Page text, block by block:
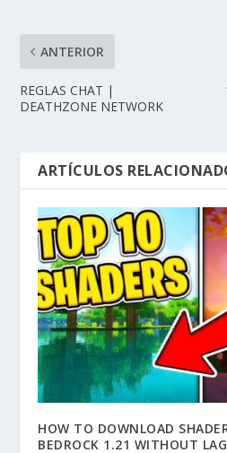
ANTERIOR
REGLAS CHAT |
DEATHZONE NETWORK
ARTÍCULOS
HOW TO DOWNLOAD
BEDROCK 1.21 WITHOUT